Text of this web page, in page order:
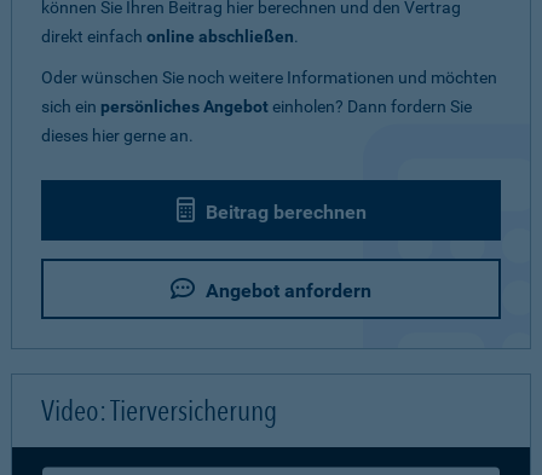
können Sie Ihren Beitrag hier berechnen und den Vertrag
direkt einfach online abschließen.
Oder wünschen Sie noch weitere Informationen und möchten
sich ein persönliches Angeboteinholen? Dann fordern Sie
dieses hier gerne an.
Beitrag berechnen
Angebot anfordern
Video: Tierversicherung